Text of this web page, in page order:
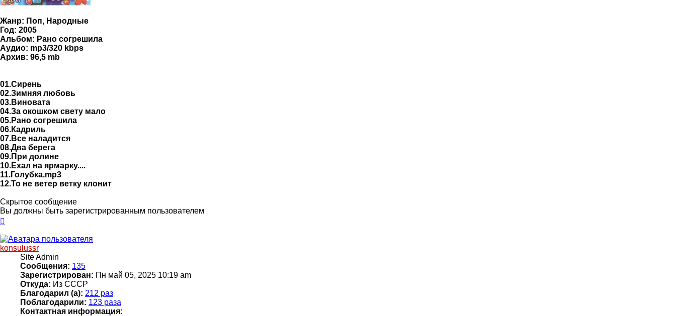
Жанр: Поп, Народные
Год: 2005
Альбом: Рано согрешила
Аудио: mp3/320 kbps
Архив: 96,5 mb
01.Сирень
02.Зимняя любовь
03.Виновата
04.За окошком свету мало
05.Рано согрешила
06.Кадриль
07.Все наладится
08.Два берега
09.При долине
10.Ехал на ярмарку....
11.Голубка.mp3
12.То не ветер ветку клонит
Скрытое сообщение
Вы должны быть зарегистрированным пользователем
началу
konsulussr
Site Admin
Сообщения: 135
Зарегистрирован: Пн май 05, 2025 10:19 am
Откуда: Из СССР
Благодарил (а): 212 раз
Поблагодарили: 123 раза
Контактная информация: